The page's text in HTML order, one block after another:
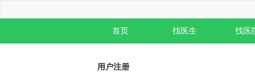
首页 找医生 找医
用户注册